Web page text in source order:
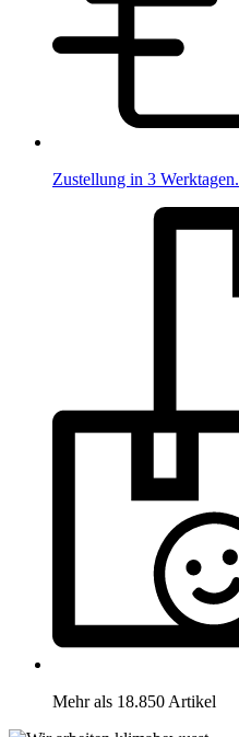
Zustellung in 3 Werktagen.
Mehr als 18.850 Artikel